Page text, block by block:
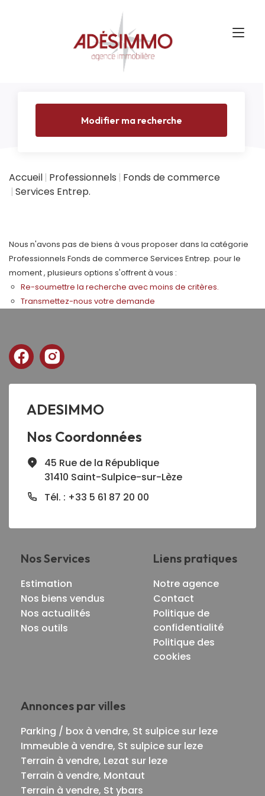
Modifier ma recherche
Accueil Professionnels Fonds de commerce
Services Entrep.
Nous n'avons pas de biens à vous proposer dans la catégorie
Professionnels Fonds de commerce Services Entrep. pour le
moment , plusieurs options s'offrent à vous :
Re-soumettre la recherche avec moins de critères.
Transmettez-nous votre demande
ADESIMMO
Nos Coordonnées
45 Rue de la République
31410 Saint-Sulpice-sur-Lèze
Tél. : +33 5 61 87 20 00
Nos Services
Estimation
Nos biens vendus
Nos actualités
Nos outils
Liens pratiques
Notre agence
Contact
Politique de
confidentialité
Politique des
cookies
Annonces par villes
Parking / box à vendre, St sulpice sur leze
Immeuble à vendre, St sulpice sur leze
Terrain à vendre, Lezat sur leze
Terrain à vendre, Montaut
Terrain à vendre, St ybars